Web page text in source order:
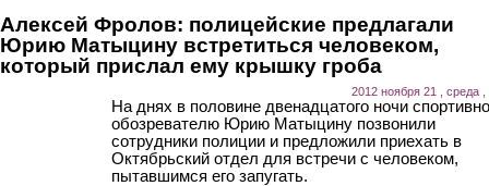
Алексей Фролов: полицейские предлагали
Юрию Матыцину встретиться человеком,
который прислал ему крышку гроба
2012 ноября 21 , среда ,
На днях в половине двенадцатого ночи
обозревателю Юрию Матыцину позвонили
сотрудники полиции и предложили приехать в
Октябрьский отдел для встречи с человеком,
пытавшимся его запугать.